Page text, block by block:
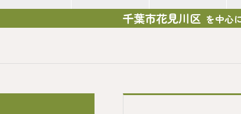
千葉市花見川区 を中心